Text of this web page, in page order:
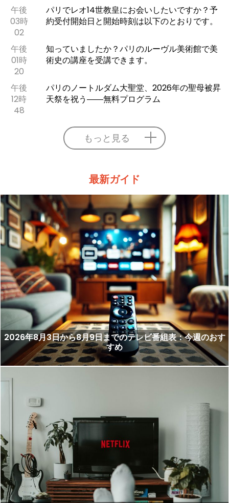
午後
03時
02
パリでレオ14世教皇にお会いしたいですか？予
約受付開始日と開始時刻は以下のとおりです。
午後
01時
20
知っていましたか？パリのルーヴル美術館で美
術史の講座を受講できます。
午後
12時
48
パリのノートルダム大聖堂、2026年の聖母被昇
天祭を祝う――無料プログラム
もっと見る
最新ガイド
2026年8月3日から8月9日までのテレビ番組表：今週のおす
すめ